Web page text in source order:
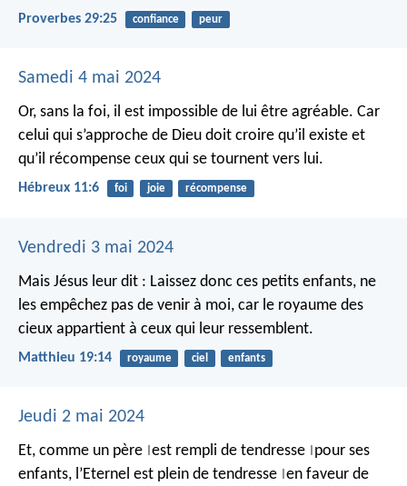
Proverbes 29:25 confiance peur
Samedi 4 mai 2024
Or, sans la foi, il est impossible de lui être agréable. Car
celui qui s’approche de Dieu doit croire qu’il existe et
qu’il récompense ceux qui se tournent vers lui.
Hébreux 11:6 foi joie récompense
Vendredi 3 mai 2024
Mais Jésus leur dit : Laissez donc ces petits enfants, ne
les empêchez pas de venir à moi, car le royaume des
cieux appartient à ceux qui leur ressemblent.
Matthieu 19:14 royaume ciel enfants
Jeudi 2 mai 2024
Et, comme un père est rempli de tendresse pour ses
enfants, l’Eternel est plein de tendresse en faveur de